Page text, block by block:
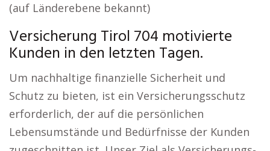
(auf Länderebene bekannt)
Versicherung Tirol 704 motivierte
Kunden in den letzten Tagen.
Um nachhaltige finanzielle Sicherheit und
Schutz zu bieten, ist ein Versicherungsschutz
erforderlich, der auf die persönlichen
Lebensumstände und Bedürfnisse der Kunden